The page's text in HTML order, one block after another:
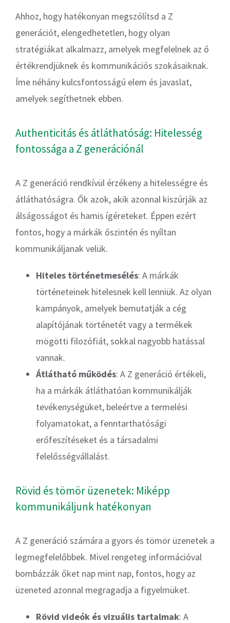
Ahhoz, hogy hatékonyan megszólítsd a Z
generációt, elengedhetetlen, hogy olyan
stratégiákat alkalmazz, amelyek megfelelnek az ő
értékrendjüknek és kommunikációs szokásaiknak.
Íme néhány kulcsfontosságú elem és javaslat,
amelyek segíthetnek ebben.
Authenticitás és átláthatóság: Hitelesség
fontossága a Z generációnál
A Z generáció rendkívül érzékeny a hitelességre és
átláthatóságra. Ők azok, akik azonnal kiszúrják az
álságosságot és hamis ígéreteket. Éppen ezért
fontos, hogy a márkák őszintén és nyíltan
kommunikáljanak velük.
Hiteles történetmesélés: A márkák
történeteinek hitelesnek kell lenniük. Az olyan
kampányok, amelyek bemutatják a cég
alapítójának történetét vagy a termékek
mögötti filozófiát, sokkal nagyobb hatással
vannak.
Átlátható működés: A Z generáció értékeli,
ha a márkák átláthatóan kommunikálják
tevékenységüket, beleértve a termelési
folyamatokat, a fenntarthatósági
erőfeszítéseket és a társadalmi
felelősségvállalást.
Rövid és tömör üzenetek: Miképp
kommunikáljunk hatékonyan
A Z generáció számára a gyors és tömör üzenetek a
legmegfelelőbbek. Mivel rengeteg információval
bombázzák őket nap mint nap, fontos, hogy az
üzeneted azonnal megragadja a figyelmüket.
Rövid videók és vizuális tartalmak: A